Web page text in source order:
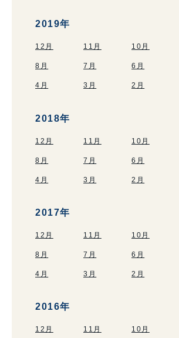
2019年
12月 11月 10月
8月 7月 6月
4月 3月 2月
2018年
12月 11月 10月
8月 7月 6月
4月 3月 2月
2017年
12月 11月 10月
8月 7月 6月
4月 3月 2月
2016年
12月 11月 10月